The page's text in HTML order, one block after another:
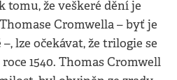
tomu, že veškeré dění je
Cromwella – byť je
lze očekávat, že trilogie se
1540. Thomas Cromwell